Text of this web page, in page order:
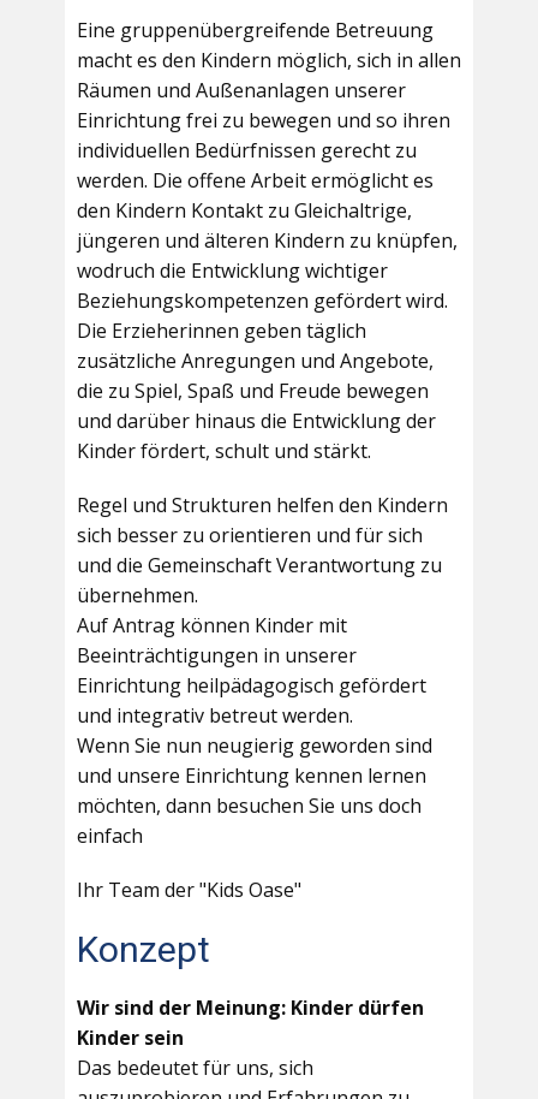
Eine gruppenübergreifende Betreuung
macht es den Kindern möglich, sich in allen
Räumen und Außenanlagen unserer
Einrichtung frei zu bewegen und so ihren
individuellen Bedürfnissen gerecht zu
werden. Die offene Arbeit ermöglicht es
den Kindern Kontakt zu Gleichaltrige,
jüngeren und älteren Kindern zu knüpfen,
wodruch die Entwicklung wichtiger
Beziehungskompetenzen gefördert wird.
Die Erzieherinnen geben täglich
zusätzliche Anregungen und Angebote,
die zu Spiel, Spaß und Freude bewegen
und darüber hinaus die Entwicklung der
Kinder fördert, schult und stärkt.
Regel und Strukturen helfen den Kindern
sich besser zu orientieren und für sich
und die Gemeinschaft Verantwortung zu
übernehmen.
Auf Antrag können Kinder mit
Beeinträchtigungen in unserer
Einrichtung heilpädagogisch gefördert
und integrativ betreut werden.
Wenn Sie nun neugierig geworden sind
und unsere Einrichtung kennen lernen
möchten, dann besuchen Sie uns doch
einfach
Ihr Team der "Kids Oase"
Konzept
Wir sind der Meinung: Kinder dürfen
Kinder sein
Das bedeutet für uns, sich